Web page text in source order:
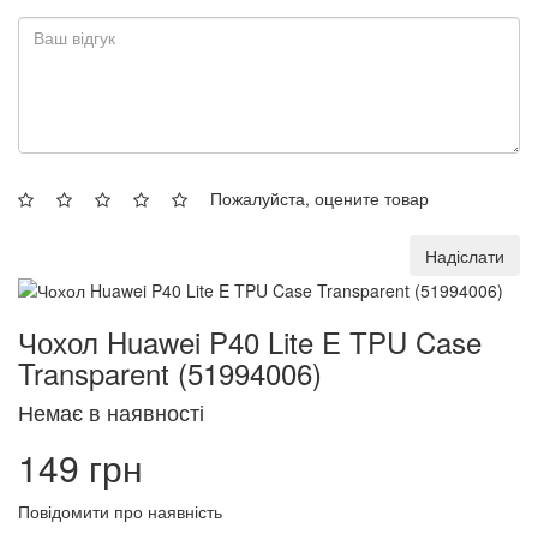
Пожалуйста, оцените товар
Надіслати
Чохол Huawei P40 Lite E TPU Case
Transparent (51994006)
Немає в наявності
149 грн
Повідомити про наявність